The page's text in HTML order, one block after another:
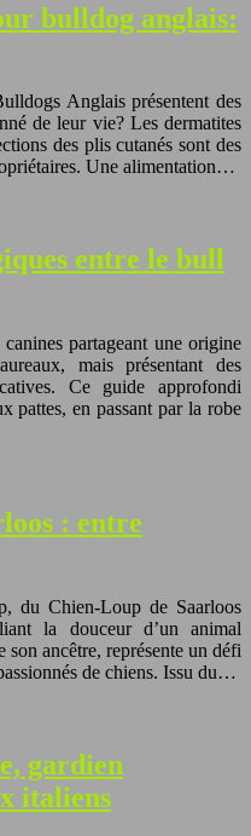
bulldog anglais:
Anglais présentent des
de leur vie? Les dermatites
des plis cutanés sont des
Une alimentation…
entre le bull
partageant une origine
mais présentant des
Ce guide approfondi
pattes, en passant par la robe
: entre
du Chien-Loup de Saarloos
la douceur d’un animal
son ancêtre, représente un défi
de chiens. Issu du…
gardien
italiens